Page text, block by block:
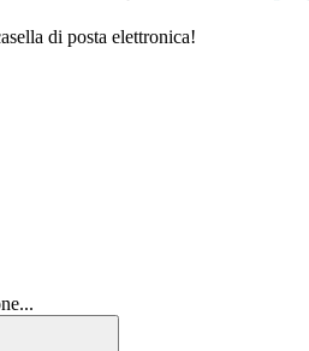
di posta elettronica!